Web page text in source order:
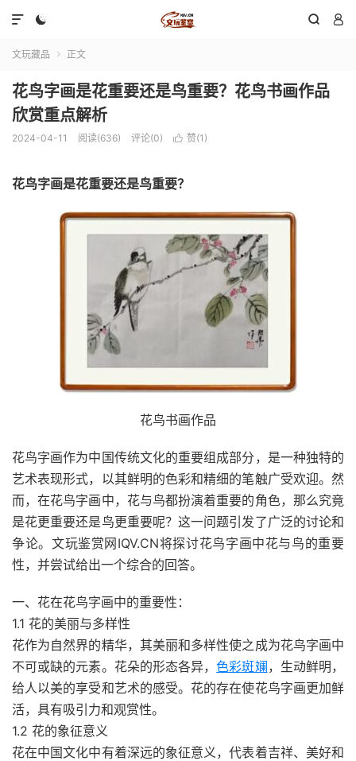
  

文玩藏品  正文
花鸟字画是花重要还是鸟重要？花鸟书画作品
欣赏重点解析
2024-04-11 阅读(636) 评论(0)  赞(1 )
花鸟字画是花重要还是鸟重要？
花鸟书画作品
花鸟字画作为中国传统文化的重要组成部分，是一种独特的
艺术表现形式，以其鲜明的色彩和精细的笔触广受欢迎。然
而，在花鸟字画中，花与鸟都扮演着重要的角色，那么究竟
是花更重要还是鸟更重要呢？这一问题引发了广泛的讨论和
争论。文玩鉴赏网IQV.CN将探讨花鸟字画中花与鸟的重要
性，并尝试给出一个综合的回答。
一、花在花鸟字画中的重要性：
1.1 花的美丽与多样性
花作为自然界的精华，其美丽和多样性使之成为花鸟字画中
不可或缺的元素。花朵的形态各异，色彩斑斓 ，生动鲜明，
给人以美的享受和艺术的感受。花的存在使花鸟字画更加鲜
活，具有吸引力和观赏性。
1.2 花的象征意义
花在中国文化中有着深远的象征意义，代表着吉祥、美好和